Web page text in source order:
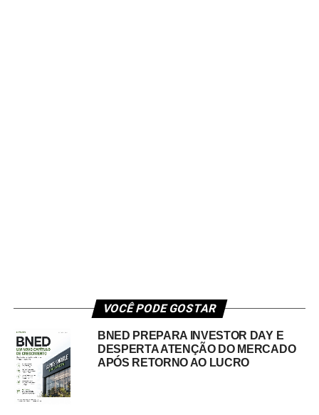
VOCÊ PODE GOSTAR
BNED PREPARA INVESTOR DAY E
DESPERTA ATENÇÃO DO MERCADO
APÓS RETORNO AO LUCRO